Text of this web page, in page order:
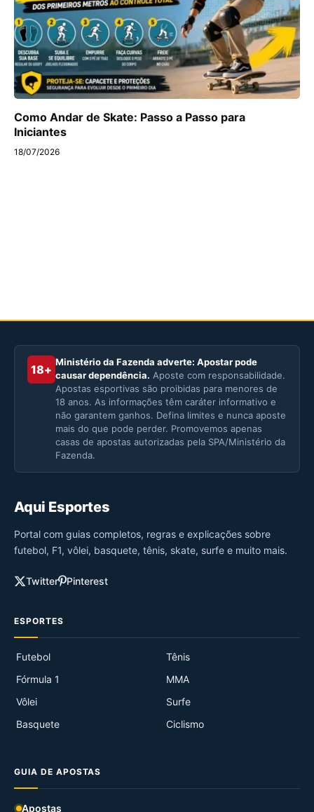
Como Andar de Skate: Passo a Passo para
Iniciantes
18/07/2026
18+
Ministério da Fazenda adverte: Apostar pode
causar dependência. Aposte com responsabilidade.
Apostas esportivas são proibidas para menores de
18 anos. As informações têm caráter informativo e
não garantem ganhos. Defina limites e nunca aposte
mais do que pode perder. Promovemos apenas
casas de apostas autorizadas pela SPA/Ministério da
Fazenda.
Aqui Esportes
Portal com guias completos, regras e explicações sobre
futebol, F1, vôlei, basquete, tênis, skate, surfe e muito mais.
Twitter Pinterest
ESPORTES
Futebol
Fórmula 1
Vôlei
Basquete
Tênis
MMA
Surfe
Ciclismo
GUIA DE APOSTAS
Apostas